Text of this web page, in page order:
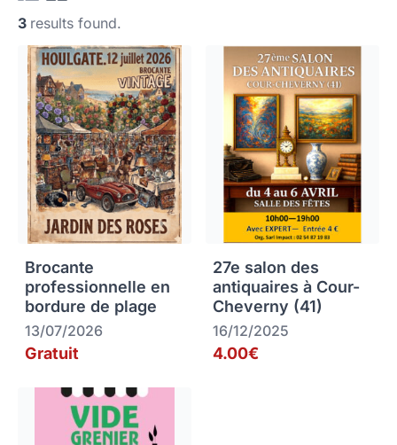
3 results found.
Brocante
professionnelle en
bordure de plage
13/07/2026
Gratuit
27e salon des
antiquaires à Cour-
Cheverny (41)
16/12/2025
4.00€